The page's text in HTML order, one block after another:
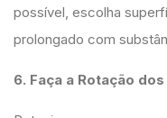
possível, escolha
prolongado com
6. Faça a Rotação